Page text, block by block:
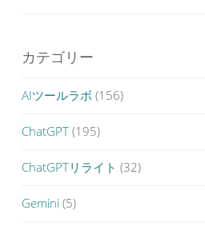
カテゴリー
AIツールラボ (156)
ChatGPT (195)
ChatGPTリライト (32)
Gemini (5)